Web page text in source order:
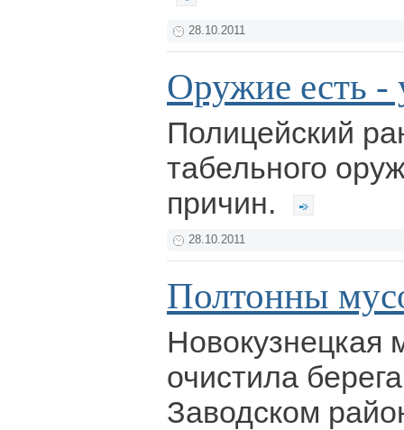
28.10.2011
Оружие есть -
Полицейский
табельного
причин.
28.10.2011
Полтонны
Новокузнецкая
очистила
Заводском